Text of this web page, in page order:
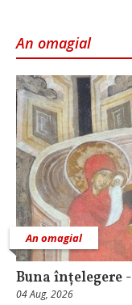
An omagial
An omagial
Buna înțelegere
04 Aug, 2026